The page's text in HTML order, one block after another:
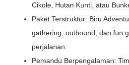
Cikole, Hutan Kunti, atau
Paket Terstruktur: Biru
gathering, outbound, dan fun
perjalanan.
Pemandu Berpengalaman: